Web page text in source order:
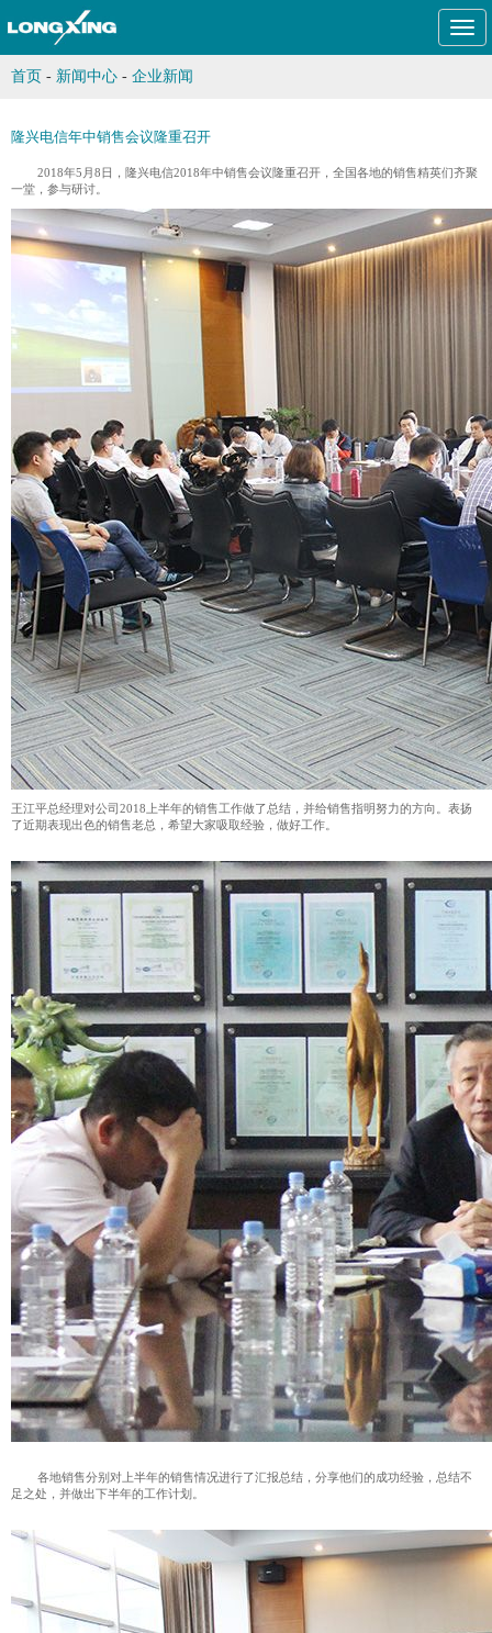
首页 - 新闻中心 - 企业新闻
隆兴电信年中销售会议隆重召开
2018年5月8日，隆兴电信2018年中销售会议隆重召开，全国各地的销售精英们齐聚
一堂，参与研讨。
王江平总经理对公司2018上半年的销售工作做了总结，并给销售指明努力的方向。表扬
了近期表现出色的销售老总，希望大家吸取经验，做好工作。
各地销售分别对上半年的销售情况进行了汇报总结，分享他们的成功经验，总结不
足之处，并做出下半年的工作计划。